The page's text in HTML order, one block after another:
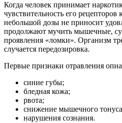
Когда человек принимает
чувствительность его
небольшой дозы не приносит
продолжают мучить мышечные,
проявления «ломки». Организм
случается передозировка.
Первые признаки отравления
синие губы;
бледная кожа;
рвота;
снижение мышечного
нарушения сознания.